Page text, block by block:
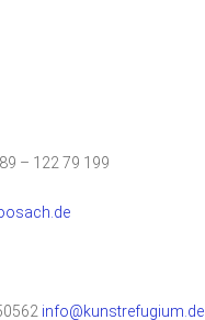
– 122 79 199
info@kunstrefugium.de